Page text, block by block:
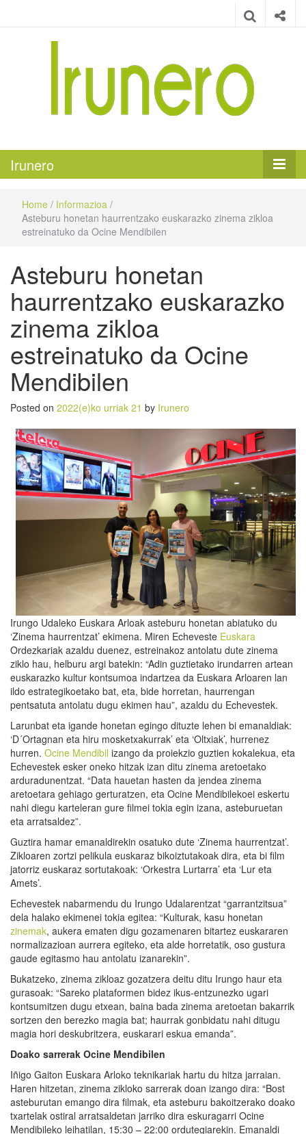
Irunero
Home / Informazioa /
Asteburu honetan haurrentzako euskarazko zinema zikloa
estreinatuko da Ocine Mendibilen
Asteburu honetan
haurrentzako euskarazko
zinema zikloa
estreinatuko da Ocine
Mendibilen
Posted on 2022(e)ko urriak 21 by Irunero
Irungo Udaleko Euskara Arloak asteburu honetan abiatuko du
‘Zinema haurrentzat’ ekimena. Miren Echeveste Euskara
Ordezkariak azaldu duenez, estreinakoz antolatu dute zinema
ziklo hau, helburu argi batekin: “Adin guztietako irundarren artean
euskarazko kultur kontsumoa indartzea da Euskara Arloaren lan
ildo estrategikoetako bat, eta, bide horretan, haurrengan
pentsatuta antolatu dugu ekimen hau”, azaldu du Echevestek.
Larunbat eta igande honetan egingo dituzte lehen bi emanaldiak:
‘D´Ortagnan eta hiru mosketxakurrak’ eta ‘Oltxiak’, hurrenez
hurren. Ocine Mendibil izango da proiekzio guztien kokalekua, eta
Echevestek esker oneko hitzak izan ditu zinema aretoetako
arduradunentzat. “Data hauetan hasten da jendea zinema
aretoetara gehiago gerturatzen, eta Ocine Mendibilekoei eskertu
nahi diegu karteleran gure filmei tokia egin izana, asteburuetan
eta arratsaldez”.
Guztira hamar emanaldirekin osatuko dute ‘Zinema haurrentzat’.
Zikloaren zortzi pelikula euskaraz bikoiztutakoak dira, eta bi film
jatorriz euskaraz sortutakoak: ‘Orkestra Lurtarra’ eta ‘Lur eta
Amets’.
Echevestek nabarmendu du Irungo Udalarentzat “garrantzitsua”
dela halako ekimenei tokia egitea: “Kulturak, kasu honetan
zinemak, aukera ematen digu gozamenaren bitartez euskararen
normalizazioan aurrera egiteko, eta alde horretatik, oso gustura
gaude egitasmo hau antolatu izanarekin”.
Bukatzeko, zinema zikloaz gozatzera deitu ditu Irungo haur eta
gurasoak: “Sareko plataformen bidez ikus-entzunezko ugari
kontsumitzen dugu etxean, baina bada zinema aretoetan bakarrik
sortzen den berezko magia bat; haurrak gonbidatu nahi ditugu
magia hori deskubritzera, euskarari eskua emanda”.
Doako sarrerak Ocine Mendibilen
Iñigo Gaiton Euskara Arloko teknikariak hartu du hitza jarraian.
Haren hitzetan, zinema zikloko sarrerak doan izango dira: “Bost
asteburutan emango dira filmak, eta asteburu bakoitzerako doako
txartelak ostiral arratsaldetan jarriko dira eskuragarri Ocine
Mendibileko leihatilan, 15:30 – 22:00 ordutegiarekin. Emanaldi